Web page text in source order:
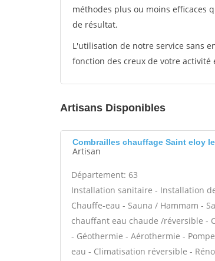
méthodes plus ou moins efficaces
de résultat.
L'utilisation de notre service sans
fonction des creux de votre
Artisans Disponibles
Combrailles chauffage Saint eloy
Artisan
Département: 63
Installation sanitaire - Installation
Chauffe-eau - Sauna / Hammam -
chauffant eau chaude /réversible -
- Géothermie - Aérothermie -
eau - Climatisation réversible -